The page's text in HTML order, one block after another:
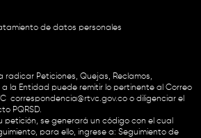
de datos personales
radicar Peticiones, Quejas, Reclamos,
a la Entidad puede remitir lo pertinente al Correo
correspondencia@rtvc.gov.co o diligenciar el
PQRSD.
petición, se generará un código con el cual
para ello, ingrese a: Seguimiento de